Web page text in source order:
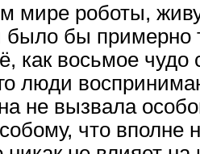
мире роботы,
бы примерно
как восьмое чудо
люди
не вызвала
что вполне